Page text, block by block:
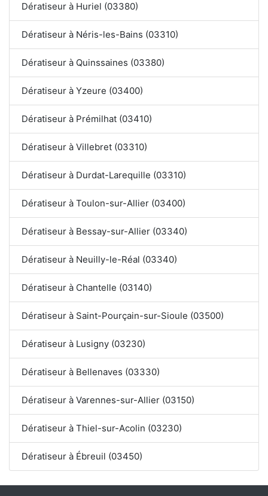
Dératiseur à Huriel (03380)
Dératiseur à Néris-les-Bains (03310)
Dératiseur à Quinssaines (03380)
Dératiseur à Yzeure (03400)
Dératiseur à Prémilhat (03410)
Dératiseur à Villebret (03310)
Dératiseur à Durdat-Larequille (03310)
Dératiseur à Toulon-sur-Allier (03400)
Dératiseur à Bessay-sur-Allier (03340)
Dératiseur à Neuilly-le-Réal (03340)
Dératiseur à Chantelle (03140)
Dératiseur à Saint-Pourçain-sur-Sioule (03500)
Dératiseur à Lusigny (03230)
Dératiseur à Bellenaves (03330)
Dératiseur à Varennes-sur-Allier (03150)
Dératiseur à Thiel-sur-Acolin (03230)
Dératiseur à Ébreuil (03450)